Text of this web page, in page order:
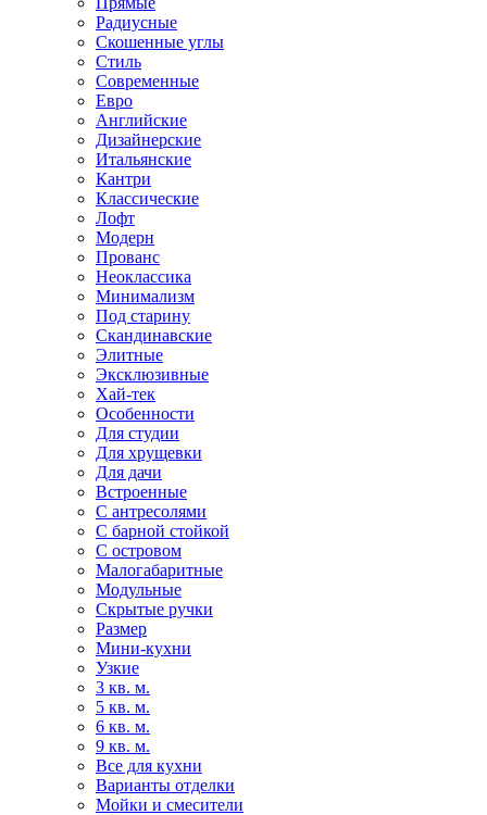
Радиусные
Скошенные углы
Стиль
Современные
Евро
Английские
Дизайнерские
Итальянские
Кантри
Классические
Лофт
Модерн
Прованс
Неоклассика
Минимализм
Под старину
Скандинавские
Элитные
Эксклюзивные
Хай-тек
Особенности
Для студии
Для хрущевки
Для дачи
Встроенные
С антресолями
С барной стойкой
С островом
Малогабаритные
Модульные
Скрытые ручки
Размер
Мини-кухни
Узкие
3 кв. м.
5 кв. м.
6 кв. м.
9 кв. м.
Все для кухни
Варианты отделки
Мойки и смесители